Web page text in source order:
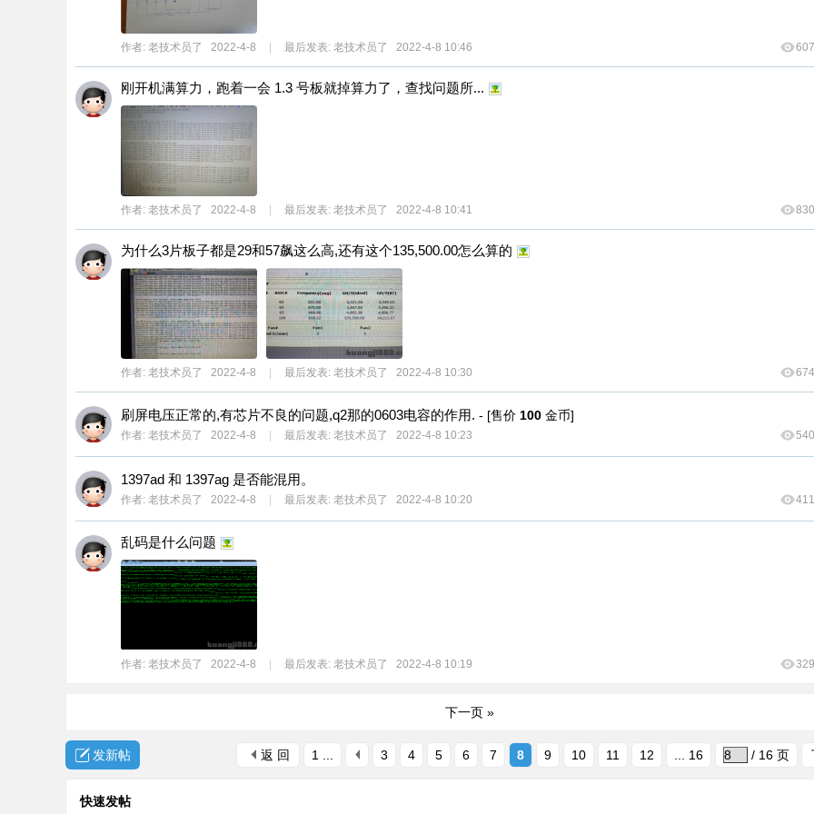
作者: 老技术员了 2022-4-8 最后发表: 老技术员了 2022-4-8 10:46
刚开机满算力，跑着一会 1.3 号板就掉算力了，查找问题所...
作者: 老技术员了 2022-4-8 最后发表: 老技术员了 2022-4-8 10:41
为什么3片板子都是29和57飙这么高,还有这个135,500.00怎么算的
作者: 老技术员了 2022-4-8 最后发表: 老技术员了 2022-4-8 10:30
刷屏电压正常的,有芯片不良的问题,q2那的0603电容的作用. - [售价 100 金币]
作者: 老技术员了 2022-4-8 最后发表: 老技术员了 2022-4-8 10:23
1397ad 和 1397ag 是否能混用。
作者: 老技术员了 2022-4-8 最后发表: 老技术员了 2022-4-8 10:20
乱码是什么问题
作者: 老技术员了 2022-4-8 最后发表: 老技术员了 2022-4-8 10:19
下一页 »
1 ... 3 4 5 6 7 8 9 10 11 12 ... 16 / 16 页
返 回
发新帖
快速发帖